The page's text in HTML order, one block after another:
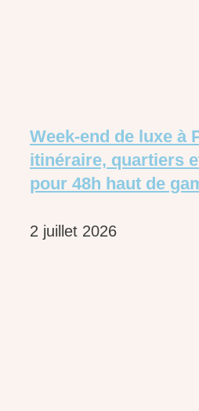
Week-end de luxe à
itinéraire, quartiers
pour 48h haut de
2 juillet 2026